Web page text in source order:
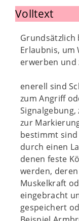
Volltext
Grundsätzlich
Erlaubnis, um
erwerben und
enerell sind
zum Angriff
zur
bestimmt sind
durch einen
denen feste
werden,
Muskelkraft
eingebracht
gespeichert